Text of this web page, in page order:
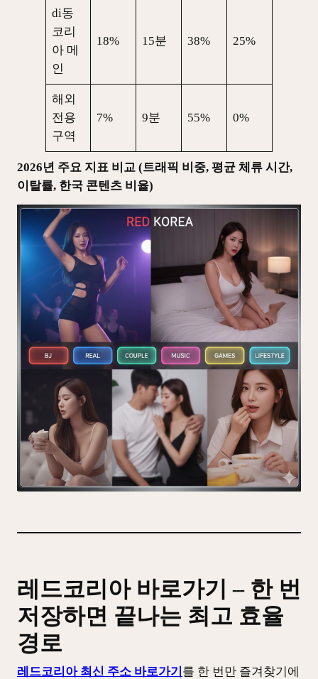
di동
코리
아 메
인
18% 15분 38% 25%
해외
전용
구역
7% 9분 55% 0%
2026년 주요 지표 비교 (트래픽 비중, 평균 체류 시간,
이탈률, 한국 콘텐츠 비율)
레드코리아 바로가기 – 한 번
저장하면 끝나는 최고 효율
경로
레드코리아 최신 주소 바로가기 를 한 번만 즐겨찾기에